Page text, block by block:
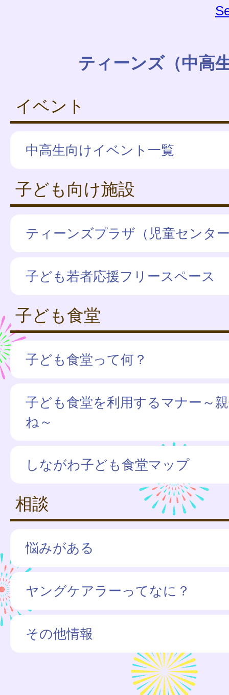
ティーンズ（中高
イベント
中高生向けイベント一覧
子ども向け施設
ティーンズプラザ（児童センタ
子ども若者応援フリースペース
子ども食堂
子ども食堂って何？
子ども食堂を利用するマナー～
ね～
しながわ子ども食堂マップ
相談
悩みがある
ヤングケアラーってなに？
その他情報